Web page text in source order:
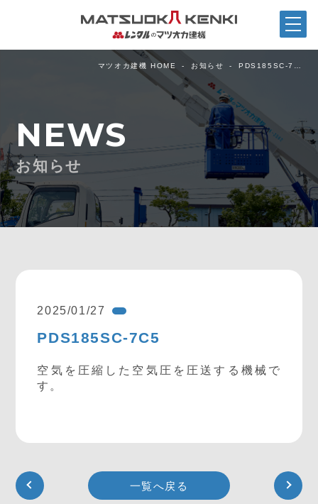
マツオカ建機 HOME お知らせ PDS185SC-7…
NEWS
お知らせ
2025/01/27
PDS185SC-7C5
空気を圧縮した空気圧を圧送する機械で
す。
一覧へ戻る